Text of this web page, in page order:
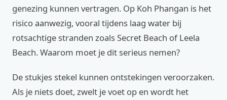
genezing kunnen vertragen. Op Koh Phangan is het
risico aanwezig, vooral tijdens laag water bij
rotsachtige stranden zoals Secret Beach of Leela
Beach. Waarom moet je dit serieus nemen?
De stukjes stekel kunnen ontstekingen veroorzaken.
Als je niets doet, zwelt je voet op en wordt het